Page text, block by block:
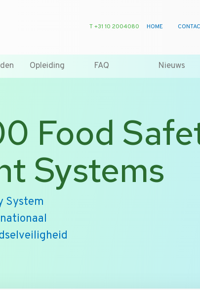
T +31 10 2004080 HOME
Opleiding FAQ Nieuws
Food
Systems
System